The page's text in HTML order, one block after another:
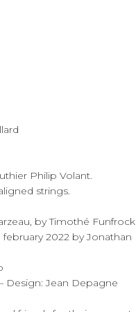
Philip Volant.
strings.
by Timothé Funfrock
february 2022 by Jonathan
Jean Depagne